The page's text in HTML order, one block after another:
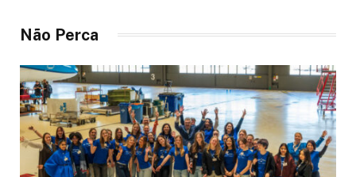
Não Perca